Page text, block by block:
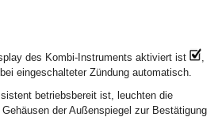
des Kombi-Instruments aktiviert ist
,
eingeschalteter Zündung automatisch.
betriebsbereit ist, leuchten die
der Außenspiegel zur Bestätigung